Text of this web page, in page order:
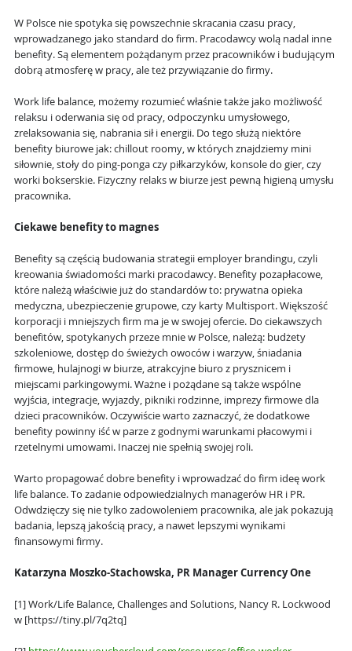
W Polsce nie spotyka się powszechnie skracania czasu pracy,
wprowadzanego jako standard do firm. Pracodawcy wolą nadal inne
benefity. Są elementem pożądanym przez pracowników i budującym
dobrą atmosferę w pracy, ale też przywiązanie do firmy.
Work life balance, możemy rozumieć właśnie także jako możliwość
relaksu i oderwania się od pracy, odpoczynku umysłowego,
zrelaksowania się, nabrania sił i energii. Do tego służą niektóre
benefity biurowe jak: chillout roomy, w których znajdziemy mini
siłownie, stoły do ping-ponga czy piłkarzyków, konsole do gier, czy
worki bokserskie. Fizyczny relaks w biurze jest pewną higieną umysłu
pracownika.
Ciekawe benefity to magnes
Benefity są częścią budowania strategii employer brandingu, czyli
kreowania świadomości marki pracodawcy. Benefity pozapłacowe,
które należą właściwie już do standardów to: prywatna opieka
medyczna, ubezpieczenie grupowe, czy karty Multisport. Większość
korporacji i mniejszych firm ma je w swojej ofercie. Do ciekawszych
benefitów, spotykanych przeze mnie w Polsce, należą: budżety
szkoleniowe, dostęp do świeżych owoców i warzyw, śniadania
firmowe, hulajnogi w biurze, atrakcyjne biuro z prysznicem i
miejscami parkingowymi. Ważne i pożądane są także wspólne
wyjścia, integracje, wyjazdy, pikniki rodzinne, imprezy firmowe dla
dzieci pracowników. Oczywiście warto zaznaczyć, że dodatkowe
benefity powinny iść w parze z godnymi warunkami płacowymi i
rzetelnymi umowami. Inaczej nie spełnią swojej roli.
Warto propagować dobre benefity i wprowadzać do firm ideę work
life balance. To zadanie odpowiedzialnych managerów HR i PR.
Odwdzięczy się nie tylko zadowoleniem pracownika, ale jak pokazują
badania, lepszą jakością pracy, a nawet lepszymi wynikami
finansowymi firmy.
Katarzyna Moszko-Stachowska, PR Manager Currency One
[1] Work/Life Balance, Challenges and Solutions, Nancy R. Lockwood
w [https://tiny.pl/7q2tq]